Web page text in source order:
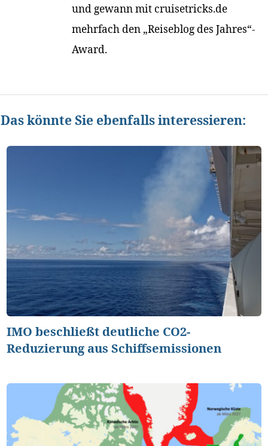
und gewann mit cruisetricks.de
mehrfach den „Reiseblog des Jahres“-
Award.
Das könnte Sie ebenfalls interessieren:
IMO beschließt deutliche CO2-
Reduzierung aus Schiffsemissionen